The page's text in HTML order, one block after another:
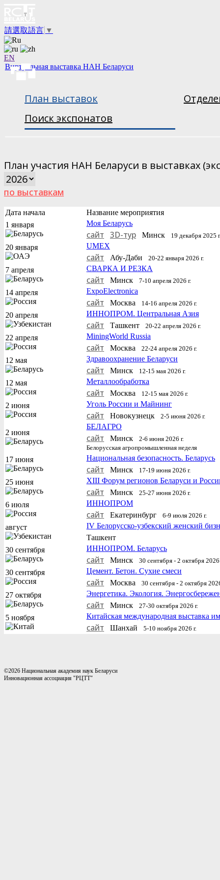
請選取語言 ▼
EN
Виртуальная выставка НАН Беларуси
План выставок
Поиск экспонатов
План участия НАН Беларуси в выставках
по выставкам
Дата начала
Название мероприятия
1 января
Моя Беларусь
сайт 3D-тур Минск 19 декабря 2025
20 января UMEX
сайт Абу-Даби 20-22 января 2026 г.
7 апреля СВАРКА И РЕЗКА
сайт Минск 7-10 апреля 2026 г.
14 апреля ExpoElectronica
сайт Москва 14-16 апреля 2026 г.
20 апреля ИННОПРОМ. Центральная Азия
сайт Ташкент 20-22 апреля 2026 г.
22 апреля MiningWorld Russia
сайт Москва 22-24 апреля 2026 г.
12 мая Здравоохранение Беларуси
сайт Минск 12-15 мая 2026 г.
12 мая Металлообработка
сайт Москва 12-15 мая 2026 г.
2 июня Уголь России и Майнинг
сайт Новокузнецк 2-5 июня 2026 г.
2 июня
БЕЛАГРО
сайт Минск 2-6 июня 2026 г.
Белорусская агропромышленная неделя
17 июня Национальная безопасность. Беларусь
сайт Минск 17-19 июня 2026 г.
25 июня XIII Форум регионов Беларуси и
сайт Минск 25-27 июня 2026 г.
6 июля ИННОПРОМ
сайт Екатеринбург 6-9 июля 2026 г.
август
IV Белорусско-узбекский женский
Ташкент
30 сентября
ИННОПРОМ. Беларусь
сайт Минск 30 сентября - 2 октября 2026
30 сентября Цемент. Бетон. Сухие смеси
сайт Москва 30 сентября - 2 октября
27 октября Энергетика. Экология.
сайт Минск 27-30 октября 2026 г.
5 ноября Китайская международная выставка
сайт Шанхай 5-10 ноября 2026 г.
©2026 Национальная академия наук Беларуси
Инновационная ассоциация "РЦТТ"